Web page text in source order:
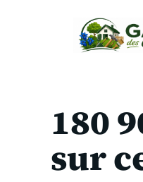
180
sur